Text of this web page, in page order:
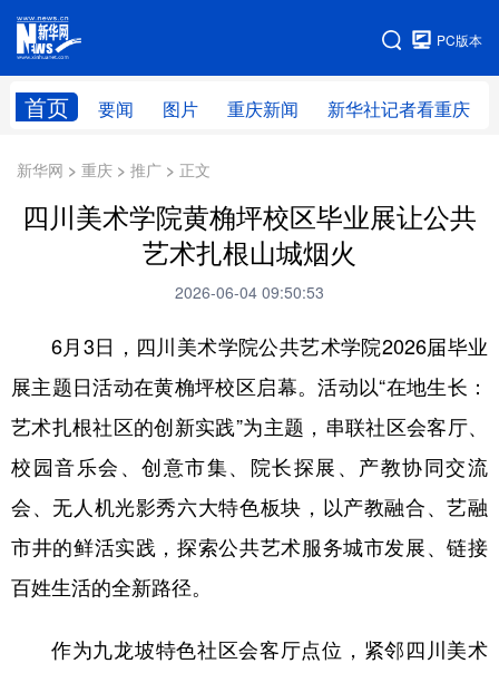
PC版本
首页 要闻 图片 重庆新闻 新华社记者看重庆
网站地图
新华网 > 重庆 > 推广 > 正文
四川美术学院黄桷坪校区毕业展让公共
艺术扎根山城烟火
2026-06-04 09:50:53
6月3日，四川美术学院公共艺术学院2026届毕业
展主题日活动在黄桷坪校区启幕。活动以“在地生长：
艺术扎根社区的创新实践”为主题，串联社区会客厅、
校园音乐会、创意市集、院长探展、产教协同交流
会、无人机光影秀六大特色板块，以产教融合、艺融
市井的鲜活实践，探索公共艺术服务城市发展、链接
百姓生活的全新路径。
作为九龙坡特色社区会客厅点位，紧邻四川美术